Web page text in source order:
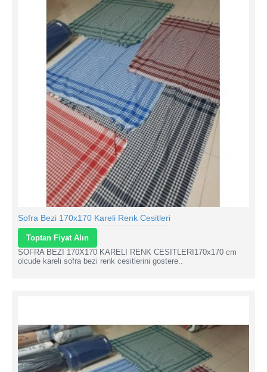
Sofra Bezi 170x170 Kareli Renk Cesitleri
Toptan Fiyat Alın
SOFRA BEZI 170X170 KARELI RENK CESITLERI170x170 cm
olcude kareli sofra bezi renk cesitlerini gostere..